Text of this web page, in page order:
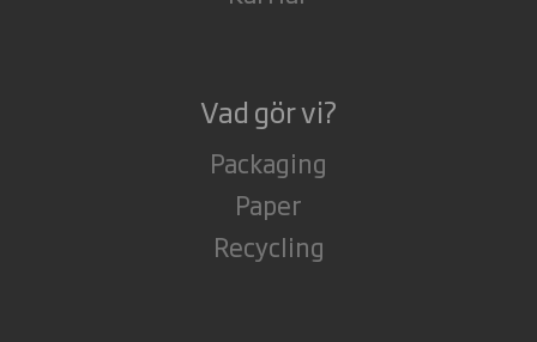
Vad gör vi?
Packaging
Paper
Recycling